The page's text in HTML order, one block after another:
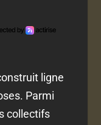
ligne
Parmi
collectifs